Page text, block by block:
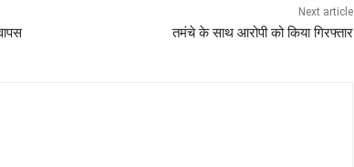
Next article
तमंचे के साथ आरोपी को किया गिरफ्तार